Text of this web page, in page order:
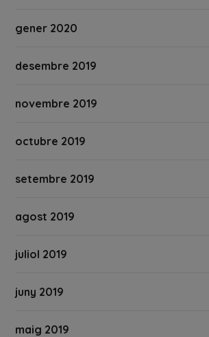
gener 2020
desembre 2019
novembre 2019
octubre 2019
setembre 2019
agost 2019
juliol 2019
juny 2019
maig 2019